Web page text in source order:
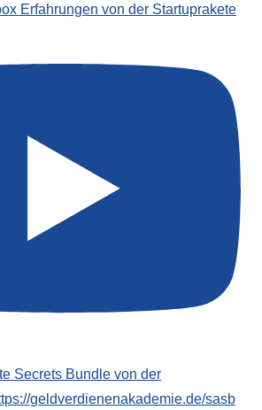
Erfahrungen von der Startuprakete